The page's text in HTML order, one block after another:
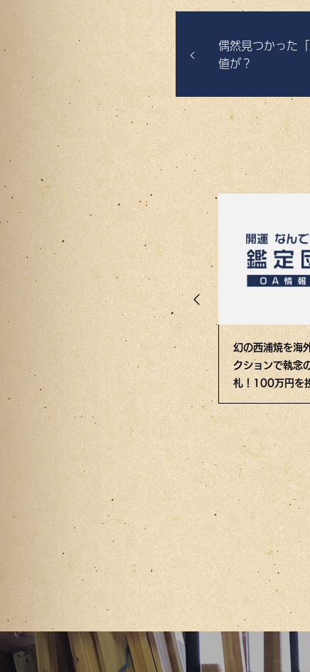
偶然見つかった
値が？
酔った勢いで90万
円！？ネットオークシ
ョンで暴走落札した絵
に衝撃の鑑定結果！
幻の西浦焼を海
クションで執念
札！100万円を
花瓶の真価とは